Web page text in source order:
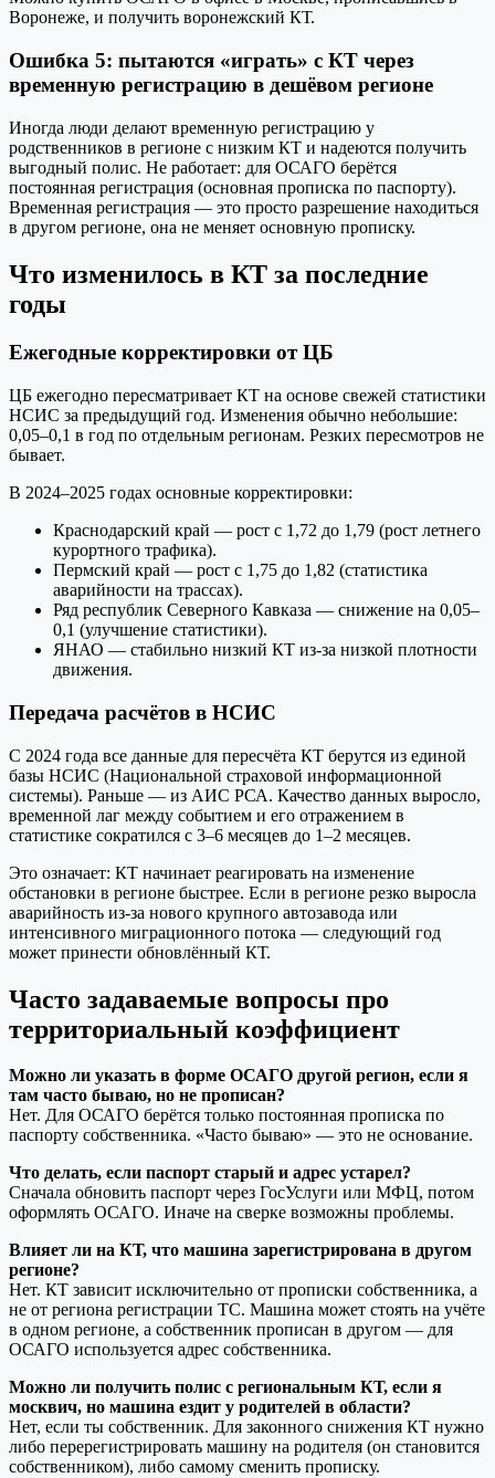
Воронеже, и получить воронежский КТ.
Ошибка 5: пытаются «играть» с КТ через
временную регистрацию в дешёвом регионе
Иногда люди делают временную регистрацию у
родственников в регионе с низким КТ и надеются получить
выгодный полис. Не работает: для ОСАГО берётся
постоянная регистрация (основная прописка по паспорту).
Временная регистрация — это просто разрешение находиться
в другом регионе, она не меняет основную прописку.
Что изменилось в КТ за последние
годы
Ежегодные корректировки от ЦБ
ЦБ ежегодно пересматривает КТ на основе свежей статистики
НСИС за предыдущий год. Изменения обычно небольшие:
0,05–0,1 в год по отдельным регионам. Резких пересмотров не
бывает.
В 2024–2025 годах основные корректировки:
Краснодарский край — рост с 1,72 до 1,79 (рост летнего
курортного трафика).
Пермский край — рост с 1,75 до 1,82 (статистика
аварийности на трассах).
Ряд республик Северного Кавказа — снижение на 0,05–
0,1 (улучшение статистики).
ЯНАО — стабильно низкий КТ из-за низкой плотности
движения.
Передача расчётов в НСИС
С 2024 года все данные для пересчёта КТ берутся из единой
базы НСИС (Национальной страховой информационной
системы). Раньше — из АИС РСА. Качество данных выросло,
временной лаг между событием и его отражением в
статистике сократился с 3–6 месяцев до 1–2 месяцев.
Это означает: КТ начинает реагировать на изменение
обстановки в регионе быстрее. Если в регионе резко выросла
аварийность из-за нового крупного автозавода или
интенсивного миграционного потока — следующий год
может принести обновлённый КТ.
Часто задаваемые вопросы про
территориальный коэффициент
Можно ли указать в форме ОСАГО другой регион, если я
там часто бываю, но не прописан?
Нет. Для ОСАГО берётся только постоянная прописка по
паспорту собственника. «Часто бываю» — это не основание.
Что делать, если паспорт старый и адрес устарел?
Сначала обновить паспорт через ГосУслуги или МФЦ, потом
оформлять ОСАГО. Иначе на сверке возможны проблемы.
Влияет ли на КТ, что машина зарегистрирована в другом
регионе?
Нет. КТ зависит исключительно от прописки собственника, а
не от региона регистрации ТС. Машина может стоять на учёте
в одном регионе, а собственник прописан в другом — для
ОСАГО используется адрес собственника.
Можно ли получить полис с региональным КТ, если я
москвич, но машина ездит у родителей в области?
Нет, если ты собственник. Для законного снижения КТ нужно
либо перерегистрировать машину на родителя (он становится
собственником), либо самому сменить прописку.